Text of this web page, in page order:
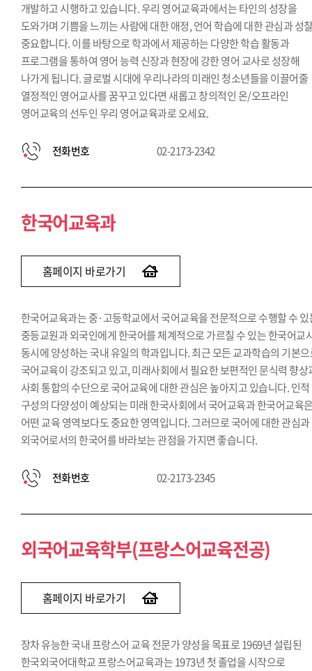
개발하고 시행하고 있습니다. 우리 영어교육과에서는 타인의 성장을
도와가며 기쁨을 느끼는 사람에 대한 애정, 언어 학습에 대한 관심과 성
중요합니다. 이를 바탕으로 학과에서 제공하는 다양한 학습 활동과
프로그램을 통하여 영어 능력 신장과 현장에 강한 영어 교사로 성장해
나가게 됩니다. 글로벌 시대에 우리나라의 미래인 청소년들을 이끌어줄
열정적인 영어교사를 꿈꾸고 있다면 새롭고 창의적인 온/오프라인
영어교육의 선두인 우리 영어교육과로 오세요.
전화번호 02-2173-2342
한국어교육과
홈페이지 바로가기
한국어교육과는 중·고등학교에서 국어교육을 전문적으로 수행할 수 있
중등교원과 외국인에게 한국어를 체계적으로 가르칠 수 있는 한국어교
동시에 양성하는 국내 유일의 학과입니다. 최근 모든 교과학습의 기본
국어교육이 강조되고 있고, 미래사회에서 필요한 보편적인 문식력 향상
사회 통합의 수단으로 국어교육에 대한 관심은 높아지고 있습니다. 인적
구성의 다양성이 예상되는 미래 한국사회에서 국어교육과 한국어교육
어떤 교육 영역보다도 중요한 영역입니다. 그러므로 국어에 대한 관심과
외국어로서의 한국어를 바라보는 관점을 가지면 좋습니다.
전화번호 02-2173-2345
외국어교육학부(프랑스어교육전공)
홈페이지 바로가기
장차 유능한 국내 프랑스어 교육 전문가 양성을 목표로 1969년 설립된
한국외국어대학교 프랑스어교육과는 1973년 첫 졸업을 시작으로